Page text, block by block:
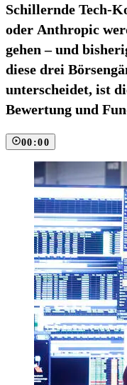
Schillernde Tech-
oder Anthropic
gehen – und
diese drei
unterscheidet, ist
Bewertung und
00:00